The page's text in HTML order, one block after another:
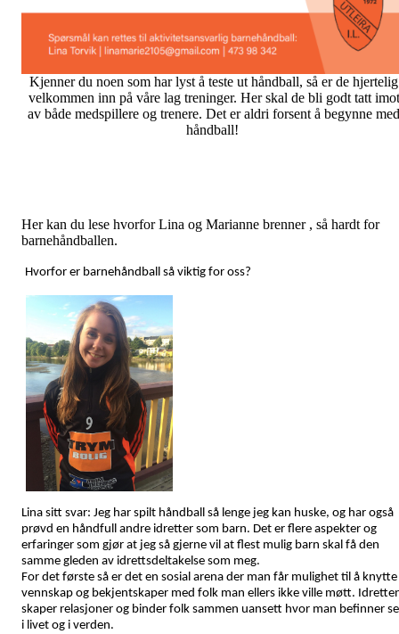
Kjenner du noen som har lyst å teste ut håndball, så er de hjertelig
velkommen inn på våre lag treninger. Her skal de bli godt tatt imot
av både medspillere og trenere. Det er aldri forsent å begynne med
håndball!
Her kan du lese hvorfor Lina og Marianne brenner , så hardt for
barnehåndballen.
Hvorfor er barnehåndball så viktig for oss?
Lina sitt svar: Jeg har spilt håndball så lenge jeg kan huske, og har også
prøvd en håndfull andre idretter som barn. Det er flere aspekter og
erfaringer som gjør at jeg så gjerne vil at flest mulig barn skal få den
samme gleden av idrettsdeltakelse som meg.
For det første så er det en sosial arena der man får mulighet til å knytte
vennskap og bekjentskaper med folk man ellers ikke ville møtt.
skaper relasjoner og binder folk sammen uansett hvor man befinner
i livet og i verden.